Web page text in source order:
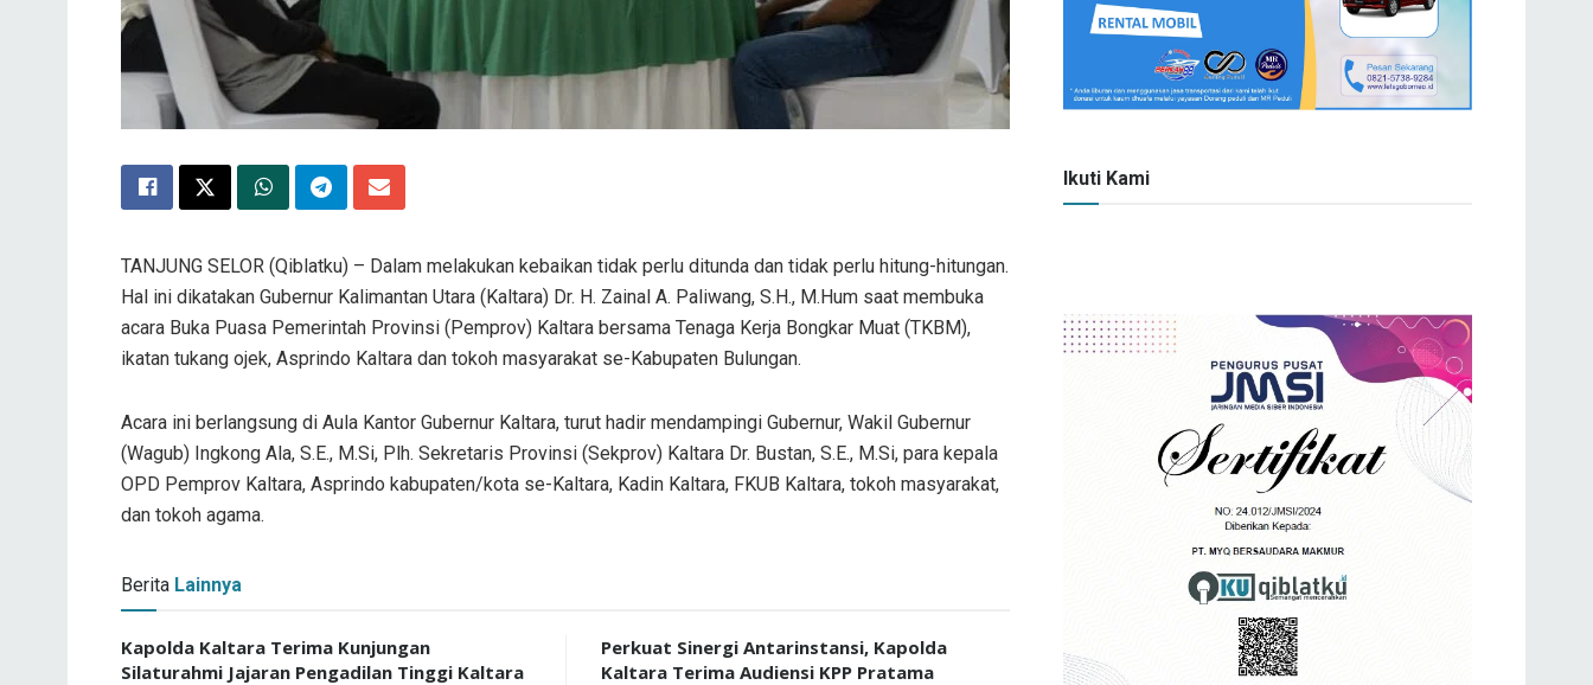
TANJUNG SELOR (Qiblatku) – Dalam melakukan kebaikan tidak perlu ditunda dan tidak perlu hitung-hitungan.
Hal ini dikatakan Gubernur Kalimantan Utara (Kaltara) Dr. H. Zainal A. Paliwang, S.H., M.Hum saat membuka
acara Buka Puasa Pemerintah Provinsi (Pemprov) Kaltara bersama Tenaga Kerja Bongkar Muat (TKBM),
ikatan tukang ojek, Asprindo Kaltara dan tokoh masyarakat se-Kabupaten Bulungan.
Acara ini berlangsung di Aula Kantor Gubernur Kaltara, turut hadir mendampingi Gubernur, Wakil Gubernur
(Wagub) Ingkong Ala, S.E., M.Si, Plh. Sekretaris Provinsi (Sekprov) Kaltara Dr. Bustan, S.E., M.Si, para kepala
OPD Pemprov Kaltara, Asprindo kabupaten/kota se-Kaltara, Kadin Kaltara, FKUB Kaltara, tokoh masyarakat,
dan tokoh agama.
Berita Lainnya
Kapolda Kaltara Terima Kunjungan
Silaturahmi Jajaran Pengadilan Tinggi Kaltara
Perkuat Sinergi Antarinstansi, Kapolda
Kaltara Terima Audiensi KPP Pratama
Ikuti Kami